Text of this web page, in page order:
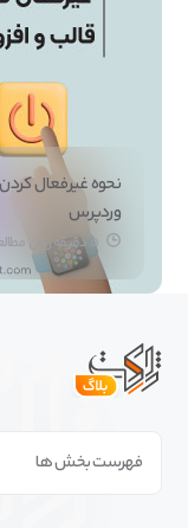
نحوه غیرفعال
وردپرس
5 دقیقه زمان مطالعه
فهرست بخش ها